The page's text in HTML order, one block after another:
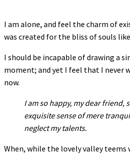
I am alone, and feel the charm of
was created for the bliss of souls
I should be incapable of drawing a
moment; and yet I feel that I never
now.
I am so happy, my dear friend,
exquisite sense of mere
neglect my talents.
When, while the lovely valley teems